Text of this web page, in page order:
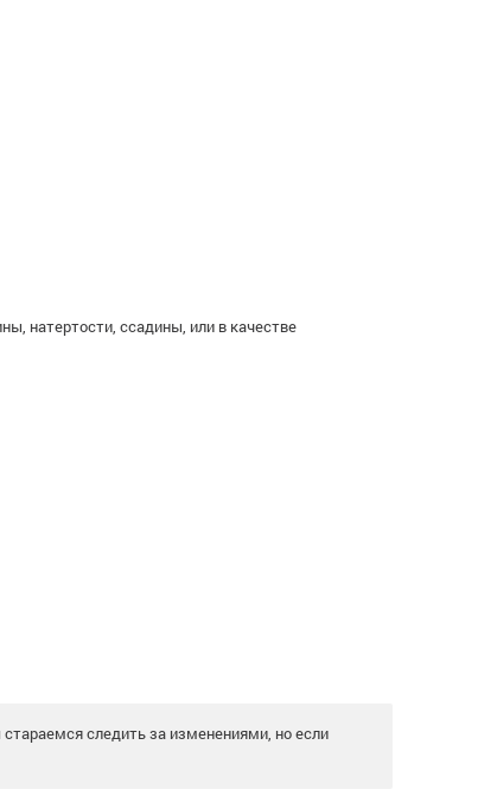
натертости, ссадины, или в качестве
следить за изменениями, но если